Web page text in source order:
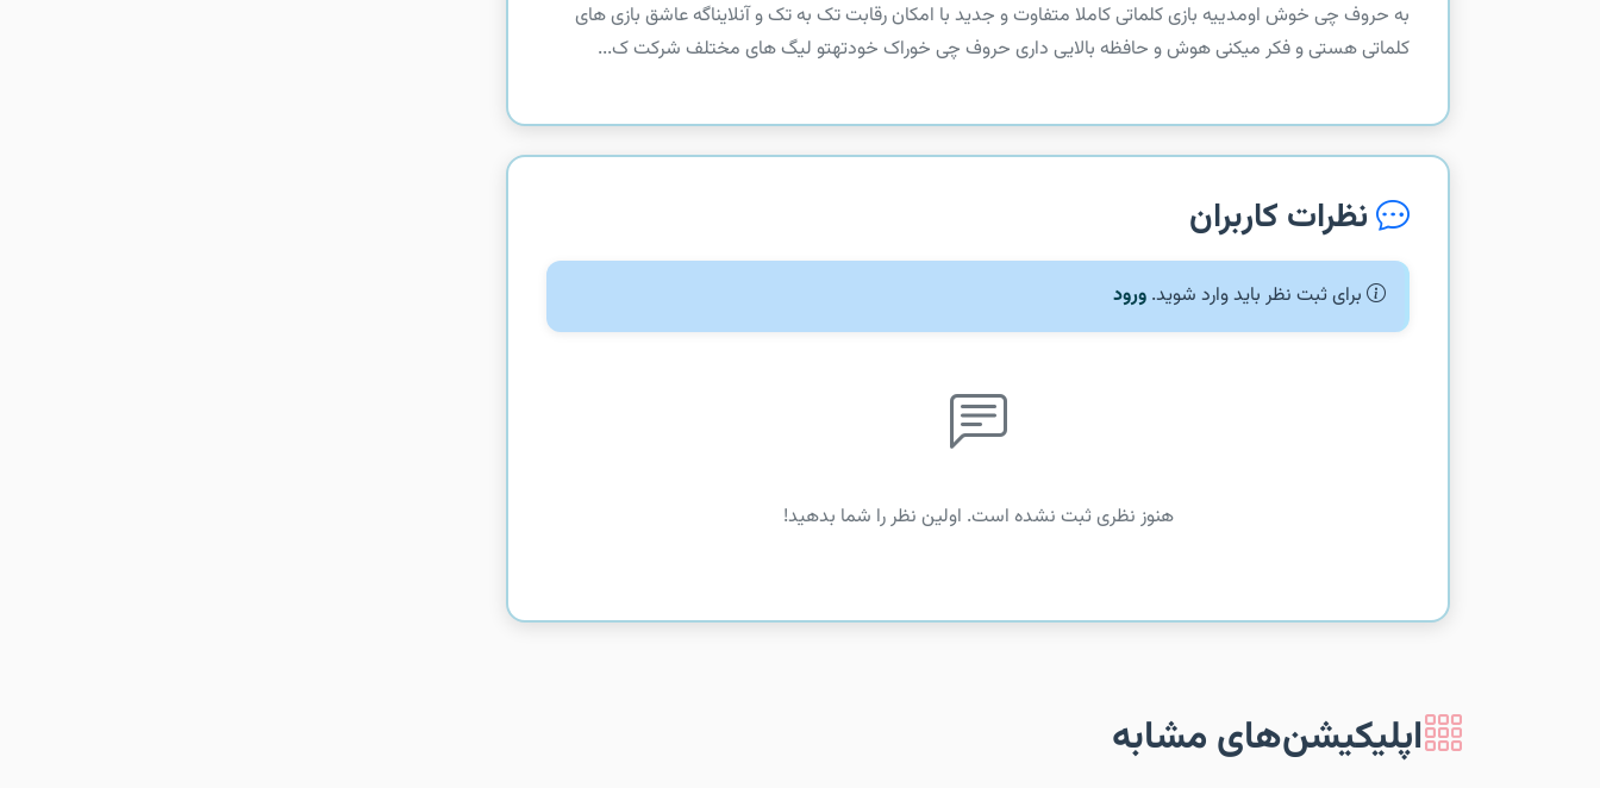
‏‏به حروف چی خوش اومدی‏یه بازی کلماتی کاملا متفاوت و جدید با امکان رقابت تک به تک و آنلاین‏اگه عاشق بازی های
کلماتی هستی و فکر میکنی هوش و حافظه بالایی داری حروف چی خوراک خودته‏تو لیگ های مختلف شرکت ک...
نظرات کاربران
برای ثبت نظر باید وارد شوید. ورود
هنوز نظری ثبت نشده است. اولین نظر را شما بدهید!
اپلیکیشن‌های مشابه